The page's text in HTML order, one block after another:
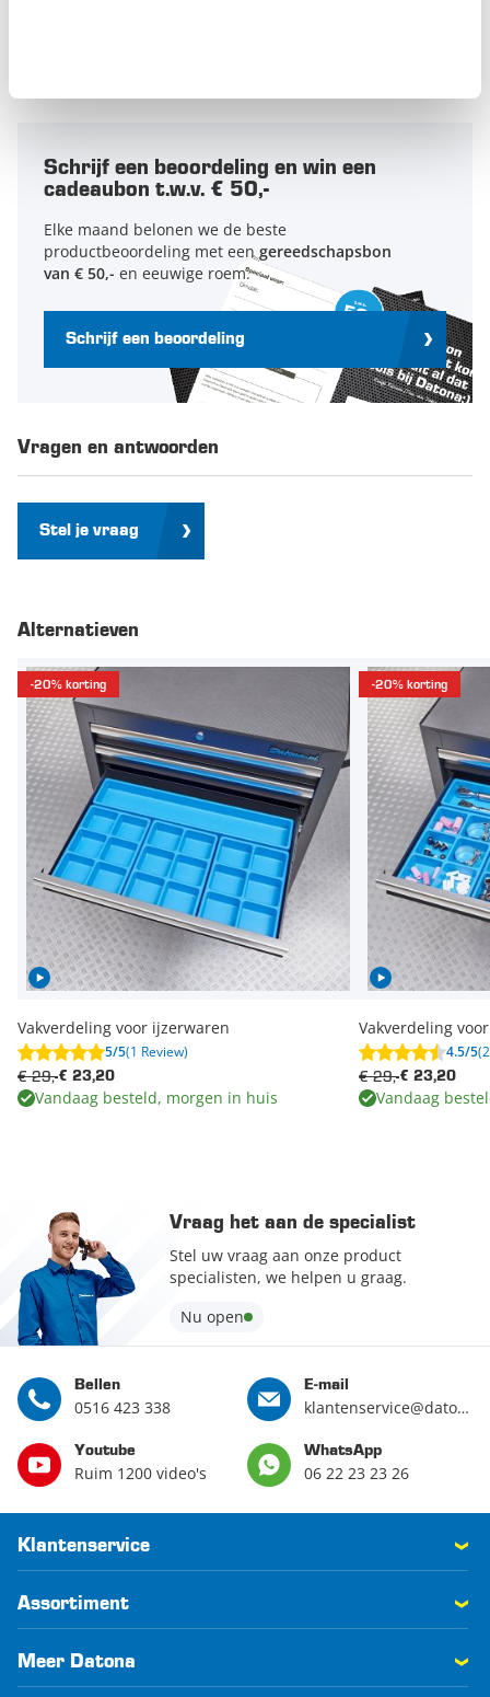
Schrijf een beoordeling en win een
cadeaubon t.w.v. € 50,-
Elke maand belonen we de beste
productbeoordeling met een gereedschapsbon
van € 50,- en eeuwige roem.
Schrijf een beoordeling
Vragen en antwoorden
Stel je vraag
Alternatieven
-20% korting
Vakverdeling voor ijzerwaren
5/5(1 Review)
€ 23,20
€ 29,-
Vandaag besteld, morgen in huis
-20% korting
Vakverdeling
4.5/5
€ 23,20
€ 29,-
Vandaag
Vraag het aan de specialist
Stel uw vraag aan onze product
specialisten, we helpen u graag.
Nu open
Bellen
0516 423 338
E-mail
klantenservice@datona.nl
Youtube
Ruim 1200 video's
WhatsApp
06 22 23 23 26
Klantenservice
Assortiment
Meer Datona